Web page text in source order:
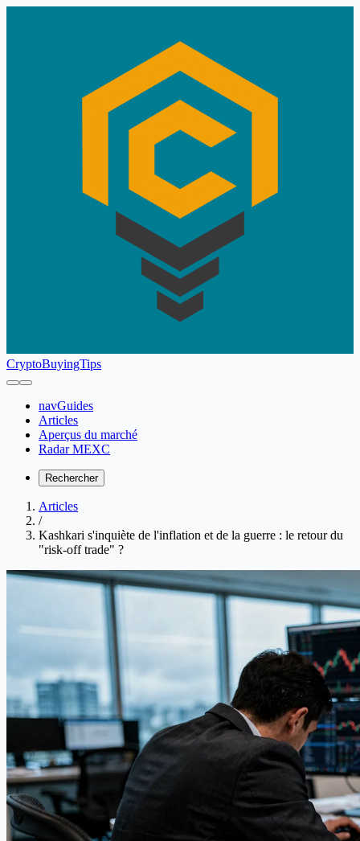
CryptoBuyingTips
navGuides
Articles
Aperçus du marché
Radar MEXC
Rechercher
Articles
/
Kashkari s'inquiète de l'inflation et de la guerre : le retour du
"risk-off trade" ?